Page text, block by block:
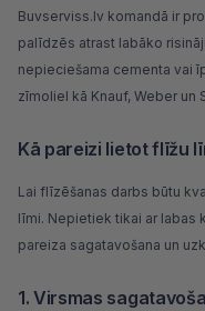
Buvserviss.lv komandā ir
palīdzēs atrast labāko
nepieciešama cementa vai
zīmoliel kā Knauf, Weber un
Kā pareizi lietot flīžu
Lai flīzēšanas darbs būtu
līmi. Nepietiek tikai ar labas
pareiza sagatavošana un
1. Virsmas